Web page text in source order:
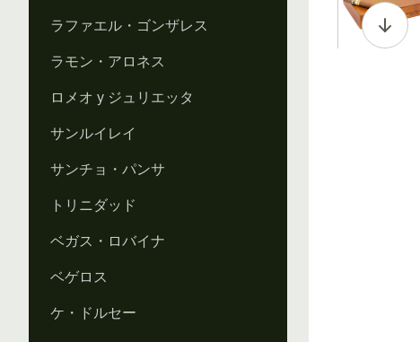
ラファエル・ゴンザレス
ラモン・アロネス
ロメオ y ジュリエッタ
サンルイレイ
サンチョ・パンサ
トリニダッド
ベガス・ロバイナ
ベゲロス
ケ・ドルセー